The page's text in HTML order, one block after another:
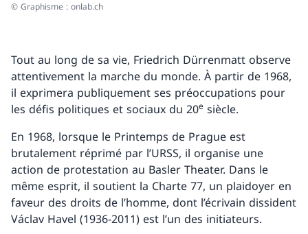
© Graphisme : onlab.ch
Tout au long de sa vie, Friedrich Dürrenmatt observe
attentivement la marche du monde. À partir de 1968,
il exprimera publiquement ses préoccupations pour
les défis politiques et sociaux du 20e siècle.
En 1968, lorsque le Printemps de Prague est
brutalement réprimé par l’URSS, il organise une
action de protestation au Basler Theater. Dans le
même esprit, il soutient la Charte 77, un plaidoyer en
faveur des droits de l’homme, dont l’écrivain dissident
Václav Havel (1936-2011) est l’un des initiateurs.